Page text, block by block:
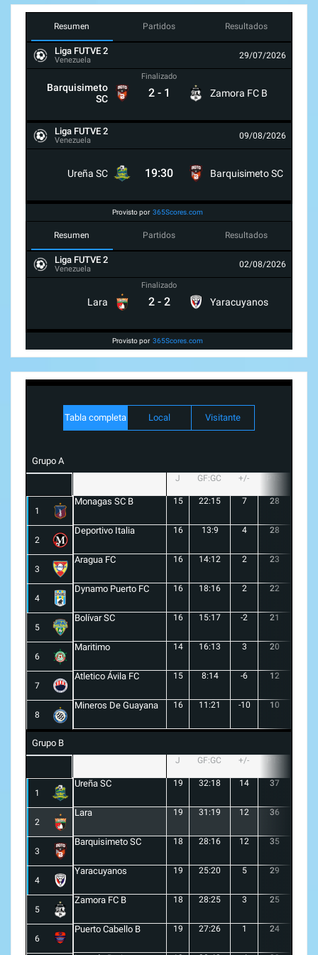
Resumen Partidos Resultados
Liga FUTVE 2
Venezuela 29/07/2026
Barquisimeto
SC
Finalizado
2 - 1 Zamora FC B
Liga FUTVE 2
Venezuela 09/08/2026
Ureña SC 19:30 Barquisimeto SC
Provisto por 365Scores.com
Resumen Partidos Resultados
Liga FUTVE 2
Venezuela 02/08/2026
Lara
Finalizado
2 - 2 Yaracuyanos
Provisto por 365Scores.com
Tabla completa Local Visitante
Grupo A
J GF:GC +/-
1
Monagas SC B 15 22:15 7 28
2
Deportivo Italia 16 13:9 4 28
3
Aragua FC 16 14:12 2 23
4
Dynamo Puerto FC 16 18:16 2 22
5
Bolívar SC 16 15:17 -2 21
6
Maritimo 14 16:13 3 20
7
Atletico Ávila FC 15 8:14 -6 12
8
Mineros De Guayana 16 11:21 -10 10
Grupo B
J GF:GC +/-
1
Ureña SC 19 32:18 14 37
2
Lara 19 31:19 12 36
3
Barquisimeto SC 18 28:16 12 35
4
Yaracuyanos 19 25:20 5 29
5
Zamora FC B 18 28:25 3 25
6
Puerto Cabello B 19 27:26 1 24